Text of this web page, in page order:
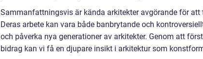
Sammanfattningsvis är kända arkitekter avgörande för
Deras arbete kan vara både banbrytande och
och påverka nya generationer av arkitekter. Genom att
bidrag kan vi få en djupare insikt i arkitektur som